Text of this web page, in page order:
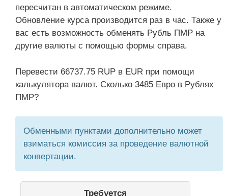
пересчитан в автоматическом режиме.
Обновление курса производится раз в час. Также у
вас есть возможность обменять Рубль ПМР на
другие валюты с помощью формы справа.
Перевести 66737.75 RUP в EUR при помощи
калькулятора валют. Сколько 3485 Евро в Рублях
ПМР?
Обменными пунктами дополнительно может
взиматься комиссия за проведение валютной
конвертации.
Требуется